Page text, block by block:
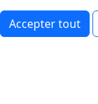
Accepter tout